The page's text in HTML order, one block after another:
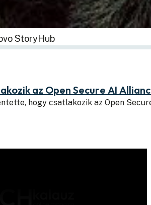
StoryHub
az Open Secure AI
hogy csatlakozik az Open